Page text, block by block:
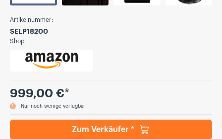
Artikelnummer:
SELP18200
Shop
Preis
999,00 €*
Nur noch wenige verfügbar
Zum Verkäufer *